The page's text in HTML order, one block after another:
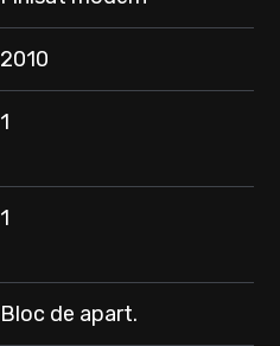
2010
1
1
Bloc de apart.